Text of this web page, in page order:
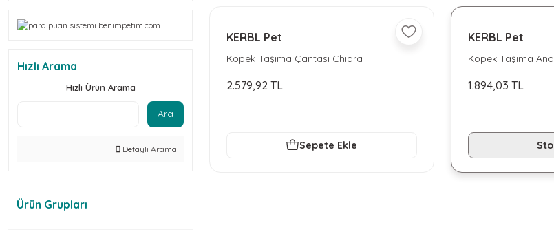
Hızlı Arama
Hızlı Ürün Arama
Ara
Detaylı Arama
Ürün Grupları
KERBL Pet
Köpek Taşıma Çantası Chiara
2.579,92 TL
Sepete Ekle
KERBL Pet
Köpek Taşıma
1.894,03 TL